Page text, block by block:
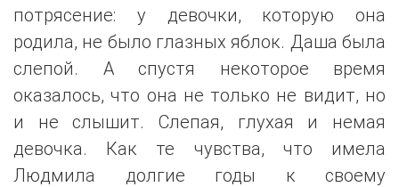
потрясение: у девочки, которую она
родила, не было глазных яблок. Даша была
слепой. А спустя некоторое время
оказалось, что она не только не видит, но
и не слышит. Слепая, глухая и немая
девочка. Как те чувства, что имела
Людмила долгие годы к своему